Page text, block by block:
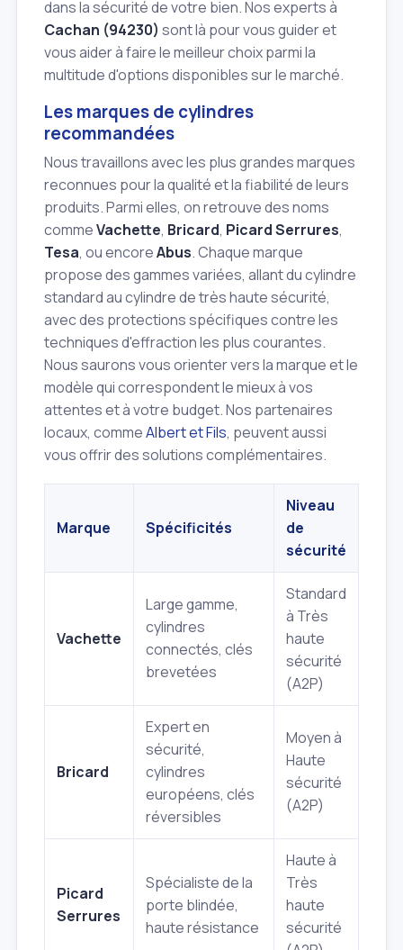
dans la sécurité de votre bien. Nos experts à
Cachan (94230) sont là pour vous guider et
vous aider à faire le meilleur choix parmi la
multitude d'options disponibles sur le marché.
Les marques de cylindres
recommandées
Nous travaillons avec les plus grandes marques
reconnues pour la qualité et la fiabilité de leurs
produits. Parmi elles, on retrouve des noms
commeVachette, Bricard, Picard Serrures,
Tesa, ou encoreAbus. Chaque marque
propose des gammes variées, allant du cylindre
standard au cylindre de très haute sécurité,
avec des protections spécifiques contre les
techniques d'effraction les plus courantes.
Nous saurons vous orienter vers la marque et le
modèle qui correspondent le mieux à vos
attentes et à votre budget. Nos partenaires
locaux, commeAlbert et Fils, peuvent aussi
vous offrir des solutions complémentaires.
Marque Spécificités
Niveau
de
sécurité
Vachette
Large gamme,
cylindres
connectés, clés
brevetées
Standard
à Très
haute
sécurité
(A2P)
Bricard
Expert en
sécurité,
cylindres
européens, clés
réversibles
Moyen à
Haute
sécurité
(A2P)
Picard
Serrures
Spécialiste de la
porte blindée,
haute résistance
Haute à
Très
haute
sécurité